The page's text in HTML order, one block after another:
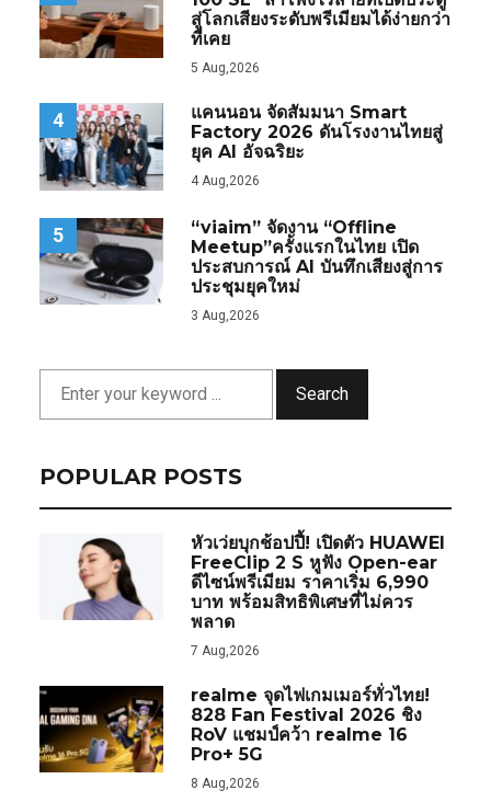
สู่โลกเสียงระดับพรีเมียมได้ง่ายกว่า
ที่เคย
5 Aug,2026
4
แคนนอน จัดสัมมนา Smart
Factory 2026 ดันโรงงานไทยสู่
ยุค AI อัจฉริยะ
4 Aug,2026
5
“viaim” จัดงาน “Offline
Meetup”ครั้งแรกในไทย เปิด
ประสบการณ์ AI บันทึกเสียงสู่การ
ประชุมยุคใหม่
3 Aug,2026
Search
POPULAR POSTS
หัวเว่ยบุกช้อปปี้! เปิดตัว HUAWEI
FreeClip 2 S หูฟัง Open-ear
ดีไซน์พรีเมียม ราคาเริ่ม 6,990
บาท พร้อมสิทธิพิเศษที่ไม่ควร
พลาด
7 Aug,2026
realme จุดไฟเกมเมอร์ทั่วไทย!
828 Fan Festival 2026 ชิง
RoV แชมป์คว้า realme 16
Pro+ 5G
8 Aug,2026